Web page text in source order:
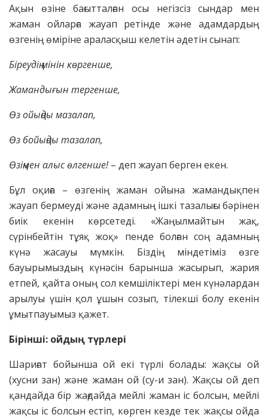
Ақын өзіне бағытталған осы негізсіз сындар мен
жаман ойларға жауап ретінде және адамдардың
өзгенің өміріне араласқыш келетін әдетін сынап:
Біреудің мінін көргенше,
Жамандығын тергенше,
Өз ойыңды мазалап,
Өз бойыңды тазалап,
Өзіңмен алыс өлгенше!– деп жауап берген екен.
Бұл оқиға – өзгенің жаман ойына жамандықпен
жауап бермеуді және адамның ішкі тазалығы бәрінен
биік екенін көрсетеді. «Жаңылмайтын жақ,
сүрінбейтін тұяқ жоқ» пенде болған соң адамның
күнә жасауы мүмкін. Біздің міндетіміз өзге
бауырымыздың күнәсін барынша жасырып, жария
етпей, қайта оның сол кемшіліктері мен күнәлардан
арылуы үшін қол ұшын созып, тілекші болу екенін
ұмытпауымыз қажет.
Бірінші: ойдың түрлері
Шариғат бойынша ой екі түрлі болады: жақсы ой
(хусни зан) және жаман ой (су-и зан). Жақсы ой деп
қандайда бір жағдайда мейлі жаман іс болсын, мейлі
жақсы іс болсын естіп, көрген кезде тек жақсы ойда